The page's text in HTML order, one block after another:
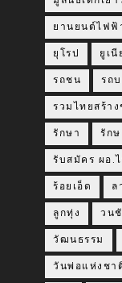
ยานยนต์ไฟฟ้
ยุโรป ยูเ
รถชน รถ
รวมไทยสร้าง
รักษา รักษ
รับสมัคร ผอ.
ร้อยเอ็ด ล
ลูกทุ่ง วน
วัฒนธรรม
วันพ่อแห่งชา